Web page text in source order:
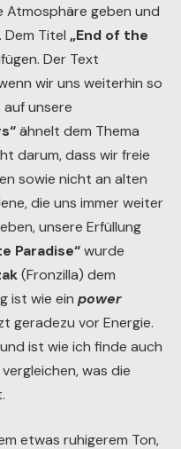
Atmosphäre geben und
Titel „End of the
Der Text
wir uns weiterhin so
auf unsere
ähnelt dem Thema
darum, dass wir freie
sowie nicht an alten
die uns immer weiter
unsere Erfüllung
Paradise“wurde
(Fronzilla) dem
ist wie ein power
geradezu vor Energie.
ist wie ich finde auch
was die
etwas ruhigerem Ton,